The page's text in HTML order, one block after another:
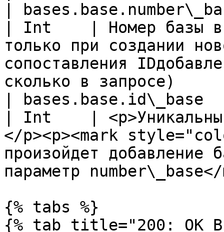
|
| Int    | Номер базы в
только при создании
сопоставления
сколько в
| bases.base.id\_base
| Int    |
</p><p><mark
произойдет добавление
параметр
{% tabs %}
{% tab title="200: OK В